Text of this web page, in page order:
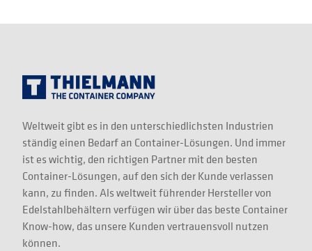
Weltweit gibt es in den unterschiedlichsten Industrien
ständig einen Bedarf an Container-Lösungen. Und immer
ist es wichtig, den richtigen Partner mit den besten
Container-Lösungen, auf den sich der Kunde verlassen
kann, zu finden. Als weltweit führender Hersteller von
Edelstahlbehältern verfügen wir über das beste Container
Know-how, das unsere Kunden vertrauensvoll nutzen
können.